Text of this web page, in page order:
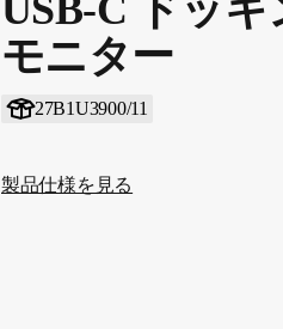
モニター
27B1U3900/11
製品仕様を見る